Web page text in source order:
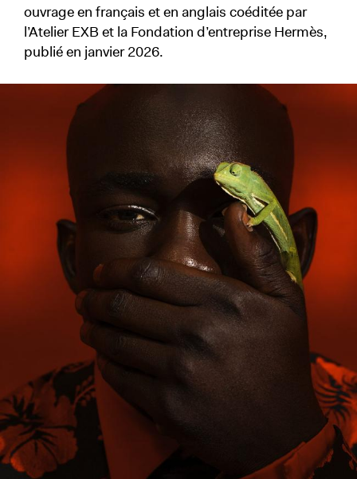
ouvrage en français et en anglais coéditée par
l’Atelier EXB et la Fondation d’entreprise Hermès,
publié en janvier 2026.